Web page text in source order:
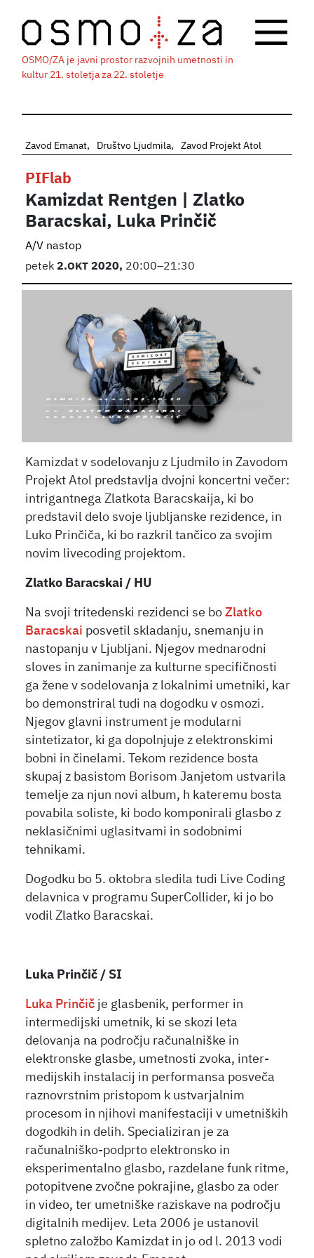
OSMO/ZA je javni prostor razvojnih umetnosti in
kultur 21. stoletja za 22. stoletje
Zavod Emanat Društvo Ljudmila Zavod Projekt Atol
PIFlab
Kamizdat Rentgen | Zlatko
Baracskai, Luka Prinčič
A/V nastop
petek2.OKT2020, 20:00–21:30
Kamizdat v sodelovanju z Ljudmilo in Zavodom
Projekt Atol predstavlja dvojni koncertni večer:
intrigantnega Zlatkota Baracskaija, ki bo
predstavil delo svoje ljubljanske rezidence, in
Luko Prinčiča, ki bo razkril tančico za svojim
novim livecoding projektom.
Zlatko Baracskai / HU
Na svoji tritedenski rezidenci se boZlatko
Baracskai posvetil skladanju, snemanju in
nastopanju v Ljubljani. Njegov mednarodni
sloves in zanimanje za kulturne specifičnosti
ga žene v sodelovanja z lokalnimi umetniki, kar
bo demonstriral tudi na dogodku v osmozi.
Njegov glavni instrument je modularni
sintetizator, ki ga dopolnjuje z elektronskimi
bobni in činelami. Tekom rezidence bosta
skupaj z basistom Borisom Janjetom ustvarila
temelje za njun novi album, h kateremu bosta
povabila soliste, ki bodo komponirali glasbo z
neklasičnimi uglasitvami in sodobnimi
tehnikami.
Dogodku bo 5. oktobra sledila tudi Live Coding
delavnica v programu SuperCollider, ki jo bo
vodil Zlatko Baracskai.
Luka Prinčič / SI
Luka Prinčič je glasbenik, performer in
intermedijski umetnik, ki se skozi leta
delovanja na področju računalniške in
elektronske glasbe, umetnosti zvoka, inter-
medijskih instalacij in performansa posveča
raznovrstnim pristopom k ustvarjalnim
procesom in njihovi manifestaciji v umetniških
dogodkih in delih. Specializiran je za
računalniško-podprto elektronsko in
eksperimentalno glasbo, razdelane funk ritme,
potopitvene zvočne pokrajine, glasbo za oder
in video, ter umetniške raziskave na področju
digitalnih medijev. Leta 2006 je ustanovil
spletno založbo Kamizdat in jo od l. 2013 vodi